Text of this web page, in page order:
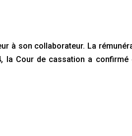
à son collaborateur. La
Cour de cassation a